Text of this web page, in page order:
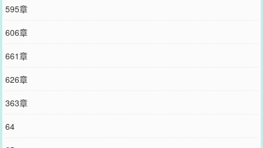
595章
606章
661章
626章
363章
64